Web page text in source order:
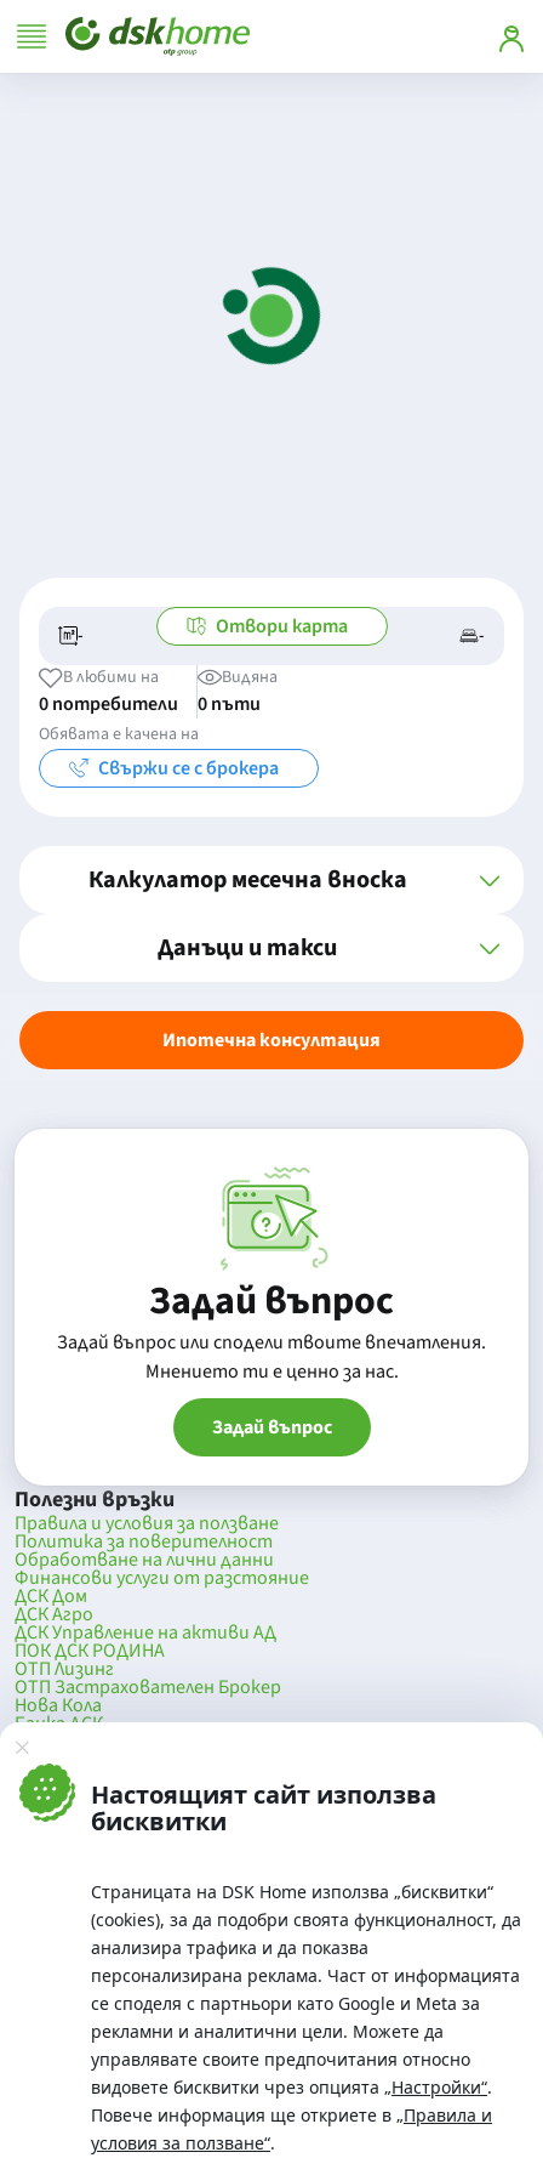
Настоящият сайт използва
бисквитки
Страницата на DSK Home използва „бисквитки“
(cookies), за да подобри своята функционалност, да
анализира трафика и да показва
персонализирана реклама. Част от информацията
се споделя с партньори като Google и Meta за
рекламни и аналитични цели. Можете да
управлявате своите предпочитания относно
видовете бисквитки чрез опцията „Настройки“.
Повече информация ще откриете в „Правила и
условия за ползване“.
- -/- -
Отвори карта
В любими на
0 потребители
Видяна
0 пъти
Обявата е качена на
Свържи се с брокера
Калкулатор месечна вноска
Данъци и такси
Ипотечна консултация
Задай въпрос
Задай въпрос или сподели твоите впечатления.
Mнението ти е ценно за нас.
Задай въпрос
Полезни връзки
Правила и условия за ползване
Политика за поверителност
Обработване на лични данни
Финансови услуги от разстояние
ДСК Дом
ДСК Агро
ДСК Управление на активи АД
ПОК ДСК РОДИНА
ОТП Лизинг
ОТП Застрахователен Брокер
Нова Кола
Банка ДСК
DSK Mobile
Оферти за продажба от Банка ДСК
Клонова мрежа и банкомати
До началото на страницата
Телефон:
0700 10 375 / *2375
Московска No.19 / ул. Г. Бенковски No. 5, София 1036
SWIFT/BIC: